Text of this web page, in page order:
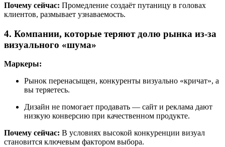
Почему сейчас: Промедление создаёт путаницу в головах
клиентов, размывает узнаваемость.
4. Компании, которые теряют долю рынка из-за
визуального «шума»
Маркеры:
Рынок перенасыщен, конкуренты визуально «кричат», а
вы теряетесь.
Дизайн не помогает продавать — сайт и реклама дают
низкую конверсию при качественном продукте.
Почему сейчас: В условиях высокой конкуренции визуал
становится ключевым фактором выбора.